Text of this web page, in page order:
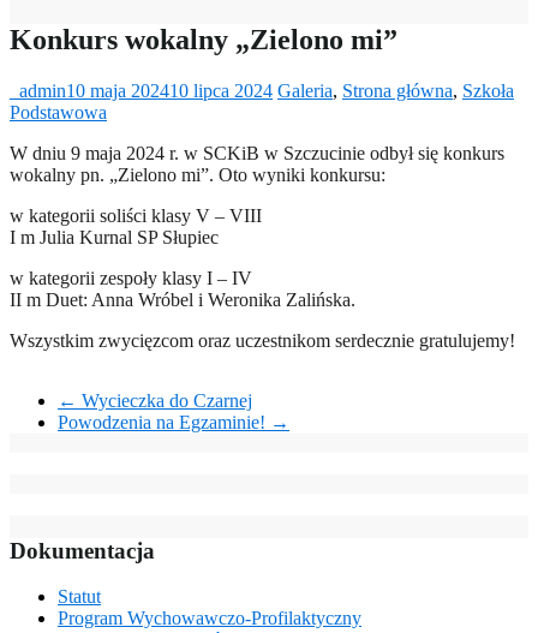
Konkurs wokalny „Zielono mi”
_admin10 maja 202410 lipca 2024 Galeria, Strona główna, Szkoła
Podstawowa
W dniu 9 maja 2024 r. w SCKiB w Szczucinie odbył się konkurs
wokalny pn. „Zielono mi”. Oto wyniki konkursu:
w kategorii soliści klasy V – VIII
I m Julia Kurnal SP Słupiec
w kategorii zespoły klasy I – IV
II m Duet: Anna Wróbel i Weronika Zalińska.
Wszystkim zwycięzcom oraz uczestnikom serdecznie gratulujemy!
← Wycieczka do Czarnej
Powodzenia na Egzaminie! →
Dokumentacja
Statut
Program Wychowawczo-Profilaktyczny